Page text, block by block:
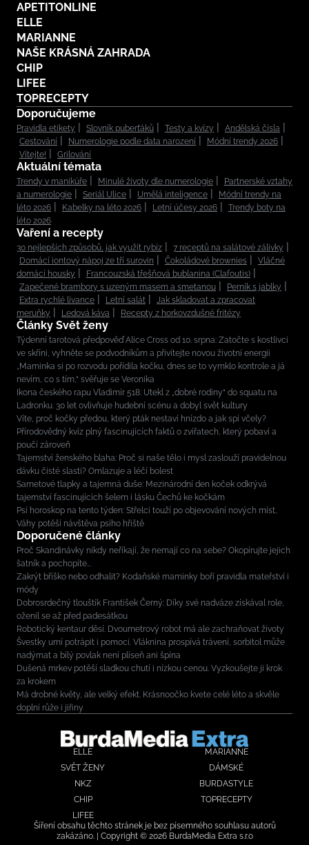
APETITONLINE
ELLE
MARIANNE
NAŠE KRÁSNÁ ZAHRADA
CHIP
LIFEE
TOPRECEPTY
Doporučujeme
Pravidla etikety Slovník puberťáků Testy a kvízy
Andělská čísla
Cestování
Numerologie podle data narození
Módní trendy 2026
Vítejte!
Grilování
Aktuální témata
Trendy v manikúře Minulé životy dle numerologie
Partnerské vztahy
a numerologie
Seriál Ulice Umělá inteligence
Módní trendy na
léto 2026
Kabelky na léto 2026 Letní účesy 2026
Trendy boty na
léto 2026
Vaření a recepty
30 nejlepších způsobů, jak využít rybíz
7 receptů na salátové zálivky
Domácí iontový nápoj ze tří surovin
Čokoládové brownies
Vláčné
domácí housky
Francouzská třešňová bublanina (Clafoutis)
Zapečené brambory s uzeným masem a smetanou
Perník s jablky
Extra rychlé lívance
Letní salát
Jak skladovat a zpracovat
meruňky
Ledová káva Recepty z horkovzdušné fritézy
Články Svět ženy
Týdenní tarotová předpověď Alice Cross od 10. srpna: Zatočte s kostlivci
ve skříni, vyhněte se podvodníkům a přivítejte novou životní energii
„Maminka si po rozvodu pořídila kočku, dnes se to vymklo kontrole a já
nevím, co s tím,“ svěřuje se Veronika
Ikona českého rapu Vladimír 518: Utekl z „dobré rodiny“ do squatu na
Ladronku. 30 let ovlivňuje hudební scénu a dobyl svět kultury
Víte, proč kočky předou, který pták nestaví hnízdo a jak spí včely?
Přírodovědný kvíz plný fascinujících faktů o zvířatech, který pobaví a
poučí zároveň
Tajemství ženského blaha: Proč si naše tělo i mysl zaslouží pravidelnou
dávku čisté slasti? Omlazuje a léčí bolest
Sametové tlapky a tajemná duše: Mezinárodní den koček odkrývá
tajemství fascinujících šelem i lásku Čechů ke kočkám
Psí horoskop na tento týden: Střelci touží po objevování nových míst,
Váhy potěší návštěva psího hřiště
Doporučené články
Proč Skandinávky nikdy neříkají, že nemají co na sebe? Okopírujte jejich
šatník a pochopíte...
Zakrýt bříško nebo odhalit? Kodaňské maminky boří pravidla mateřství i
módy
Dobrosrdečný tlouštík František Černý: Díky své nadváze získával role,
oženil se až před padesátkou
Robotický kentaur děsí. Dvoumetrový robot má ale zachraňovat životy
Švestky umí potrápit i pomoci. Vláknina prospívá trávení, sorbitol může
nadýmat a bílý povlak není plíseň ani špína
Dušená mrkev potěší sladkou chutí i nízkou cenou. Vyzkoušejte ji krok
za krokem
Má drobné květy, ale velký efekt. Krásnoočko kvete celé léto a skvěle
doplní růže i jiřiny
ELLE
MARIANNE
SVĚT ŽENY
DÁMSKÉ
NKZ
BURDASTYLE
CHIP
TOPRECEPTY
LIFEE
Šíření obsahu těchto stránek je bez písemného souhlasu autorů
zakázáno. | Copyright © 2026 BurdaMedia Extra s.r.o